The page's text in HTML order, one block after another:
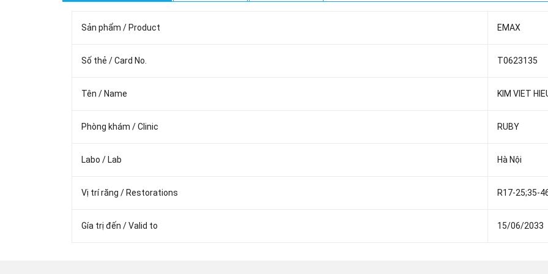
Sản phẩm / Product EMAX
Số thẻ / Card No. T0623135
Tên / Name KIM VIET
Phòng khám / Clinic RUBY
Labo / Lab Hà Nội
Vị trí răng / Restorations R17-25;35-
Gía trị đến / Valid to 15/06/2033